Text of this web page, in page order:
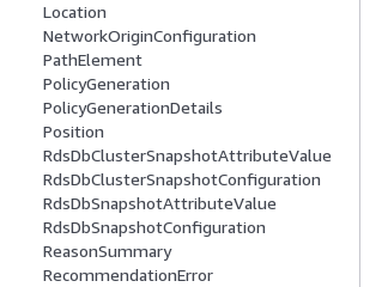
Location
NetworkOriginConfiguration
PathElement
PolicyGeneration
PolicyGenerationDetails
Position
RdsDbClusterSnapshotAttributeValue
RdsDbClusterSnapshotConfiguration
RdsDbSnapshotAttributeValue
RdsDbSnapshotConfiguration
ReasonSummary
RecommendationError